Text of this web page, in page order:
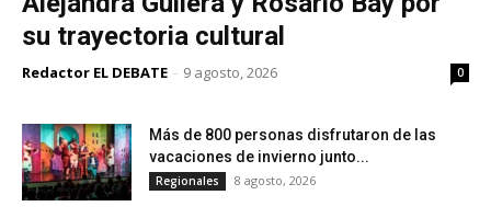
su trayectoria cultural
Redactor EL DEBATE - 9 agosto, 2026 0
Más de 800 personas disfrutaron de las
vacaciones de invierno junto...
Regionales 8 agosto, 2026